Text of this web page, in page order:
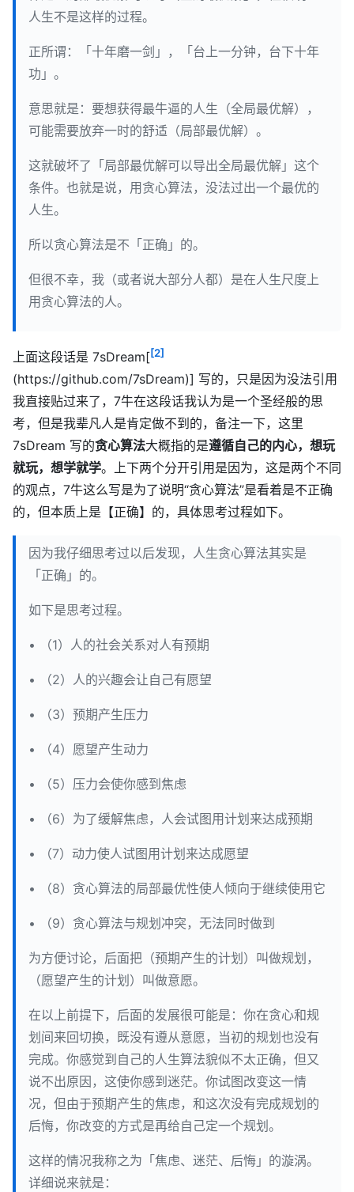
人生不是这样的过程。
正所谓：「十年磨一剑」，「台上一分钟，台下十年
功」。
意思就是：要想获得最牛逼的人生（全局最优解），
可能需要放弃一时的舒适（局部最优解）。
这就破坏了「局部最优解可以导出全局最优解」这个
条件。也就是说，用贪心算法，没法过出一个最优的
人生。
所以贪心算法是不「正确」的。
但很不幸，我（或者说大部分人都）是在人生尺度上
用贪心算法的人。
上面这段话是 7sDream[[2]
(https://github.com/7sDream)] 写的，只是因为没法引用
我直接贴过来了，7牛在这段话我认为是一个圣经般的思
考，但是我辈凡人是肯定做不到的，备注一下，这里
7sDream 写的贪心算法大概指的是遵循自己的内心，想玩
就玩，想学就学。上下两个分开引用是因为，这是两个不同
的观点，7牛这么写是为了说明“贪心算法”是看着是不正确
的，但本质上是【正确】的，具体思考过程如下。
因为我仔细思考过以后发现，人生贪心算法其实是
「正确」的。
如下是思考过程。
• （1）人的社会关系对人有预期
• （2）人的兴趣会让自己有愿望
• （3）预期产生压力
• （4）愿望产生动力
• （5）压力会使你感到焦虑
• （6）为了缓解焦虑，人会试图用计划来达成预期
• （7）动力使人试图用计划来达成愿望
• （8）贪心算法的局部最优性使人倾向于继续使用它
• （9）贪心算法与规划冲突，无法同时做到
为方便讨论，后面把（预期产生的计划）叫做规划，
（愿望产生的计划）叫做意愿。
在以上前提下，后面的发展很可能是：你在贪心和规
划间来回切换，既没有遵从意愿，当初的规划也没有
完成。你感觉到自己的人生算法貌似不太正确，但又
说不出原因，这使你感到迷茫。你试图改变这一情
况，但由于预期产生的焦虑，和这次没有完成规划的
后悔，你改变的方式是再给自己定一个规划。
这样的情况我称之为「焦虑、迷茫、后悔」的漩涡。
详细说来就是：